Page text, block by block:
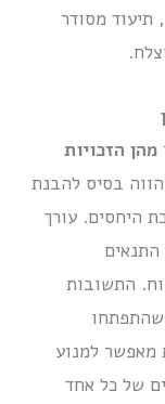
מסודר
מהן הזכויות
בסיס להבנת
היחסים. עורך
התשובות
מאפשר למנוע
של כל אחד